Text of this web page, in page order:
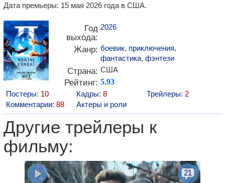
Дата премьеры: 15 мая 2026 года в США.
Год
выхода:
2026
Жанр: боевик, приключения,
фантастика, фэнтези
Страна: США
Рейтинг: 5.93
Постеры: 10 Кадры: 8 Трейлеры: 2
Комментарии: 88 Актеры и роли
Другие трейлеры к
фильму:
21